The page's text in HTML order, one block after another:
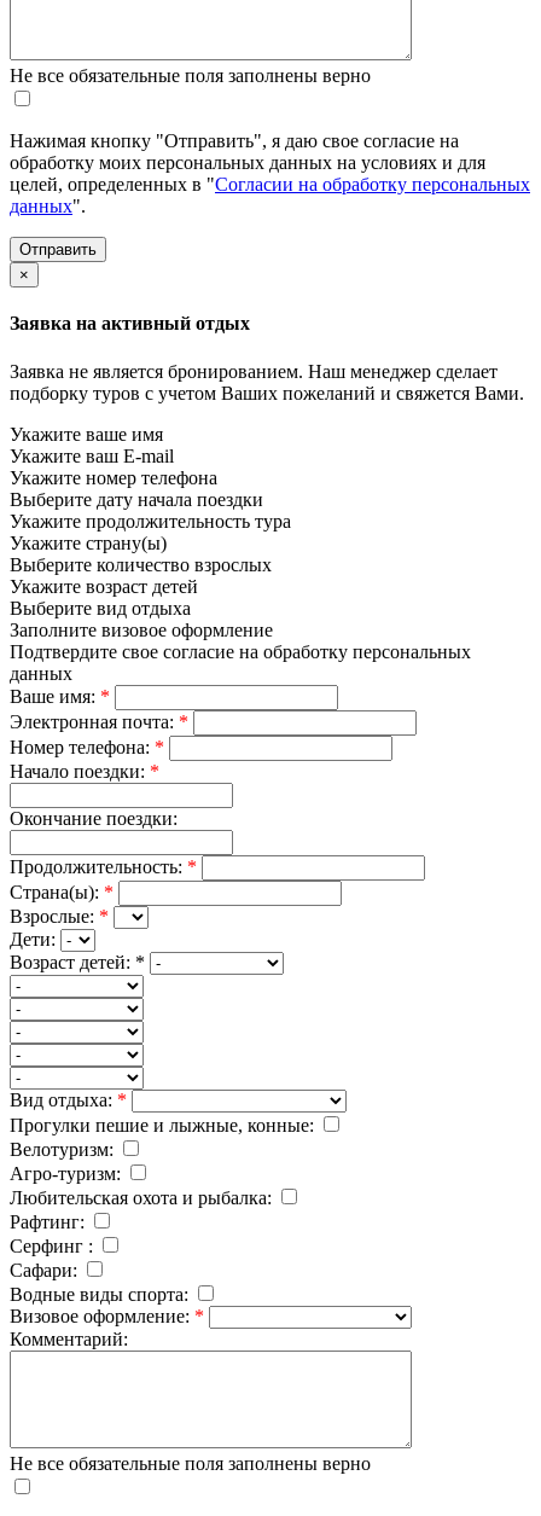
Не все обязательные поля заполнены верно
Нажимая кнопку "Отправить", я даю свое согласие на
обработку моих персональных данных на условиях и для
целей, определенных в "Согласии на обработку персональных
данных".
×
Заявка на активный отдых
Заявка не является бронированием. Наш менеджер сделает
подборку туров с учетом Ваших пожеланий и свяжется Вами.
Укажите ваше имя
Укажите ваш E-mail
Укажите номер телефона
Выберите дату начала поездки
Укажите продолжительность тура
Укажите страну(ы)
Выберите количество взрослых
Укажите возраст детей
Выберите вид отдыха
Заполните визовое оформление
Подтвердите свое согласие на обработку персональных
данных
Ваше имя: *
Электронная почта: *
Номер телефона: *
Начало поездки: *
Окончание поездки:
Продолжительность: *
Страна(ы): *
Взрослые: *
Дети:
Возраст детей: *
Вид отдыха: *
Прогулки пешие и лыжные, конные:
Велотуризм:
Агро-туризм:
Любительская охота и рыбалка:
Рафтинг:
Серфинг :
Cафари:
Водные виды спорта:
Визовое оформление: *
Комментарий:
Не все обязательные поля заполнены верно